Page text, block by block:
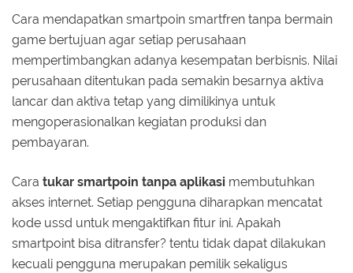
Cara mendapatkan smartpoin smartfren tanpa bermain
game bertujuan agar setiap perusahaan
mempertimbangkan adanya kesempatan berbisnis. Nilai
perusahaan ditentukan pada semakin besarnya aktiva
lancar dan aktiva tetap yang dimilikinya untuk
mengoperasionalkan kegiatan produksi dan
pembayaran.
Cara tukar smartpoin tanpa aplikasi membutuhkan
akses internet. Setiap pengguna diharapkan mencatat
kode ussd untuk mengaktifkan fitur ini. Apakah
smartpoint bisa ditransfer? tentu tidak dapat dilakukan
kecuali pengguna merupakan pemilik sekaligus